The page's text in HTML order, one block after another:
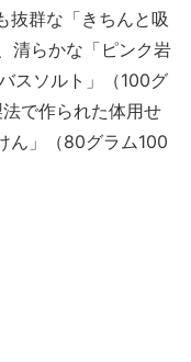
抜群な「きちんと吸
清らかな「ピンク岩
スソルト」（100グ
で作られた体用せ
ん」（80グラム100